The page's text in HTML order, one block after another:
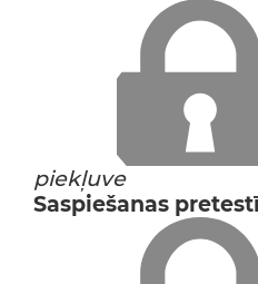
piekļuve
Saspiešanas